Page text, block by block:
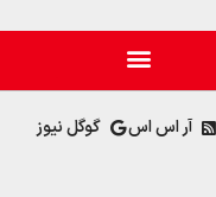
آر اس اس گوگل نیوز